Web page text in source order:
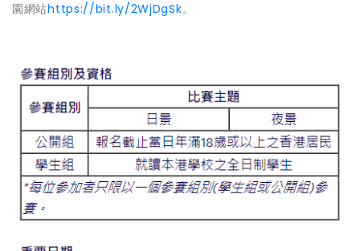
園網站https://bit.ly/2WjDgSk。